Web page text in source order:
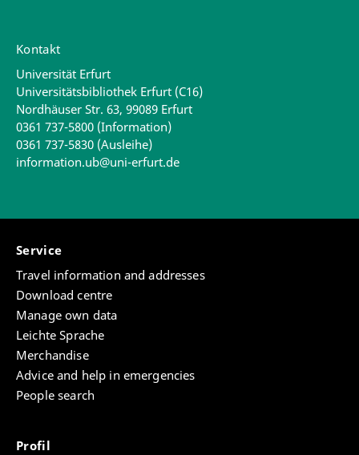
Kontakt
Universität Erfurt
Universitätsbibliothek Erfurt (C16)
Nordhäuser Str. 63, 99089 Erfurt
0361 737-5800 (Information)
0361 737-5830 (Ausleihe)
information.ub@uni-erfurt.de
Service
Travel information and addresses
Download centre
Manage own data
Leichte Sprache
Merchandise
Advice and help in emergencies
People search
Profil